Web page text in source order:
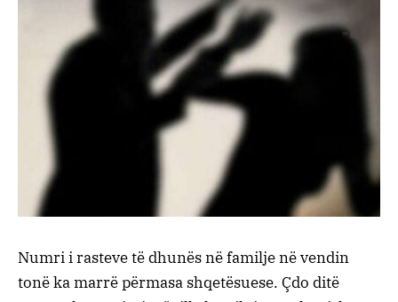
Numri i rasteve të dhunës në familje në vendin
tonë ka marrë përmasa shqetësuese. Çdo ditë